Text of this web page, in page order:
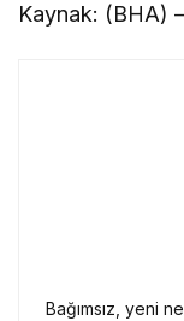
Kaynak: (BHA)
Bağımsız, yeni